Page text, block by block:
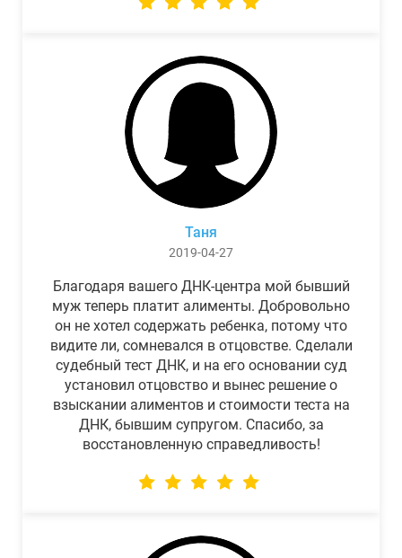
Таня
2019-04-27
Благодаря вашего ДНК-центра мой бывший
муж теперь платит алименты. Добровольно
он не хотел содержать ребенка, потому что
видите ли, сомневался в отцовстве. Сделали
судебный тест ДНК, и на его основании суд
установил отцовство и вынес решение о
взыскании алиментов и стоимости теста на
ДНК, бывшим супругом. Спасибо, за
восстановленную справедливость!